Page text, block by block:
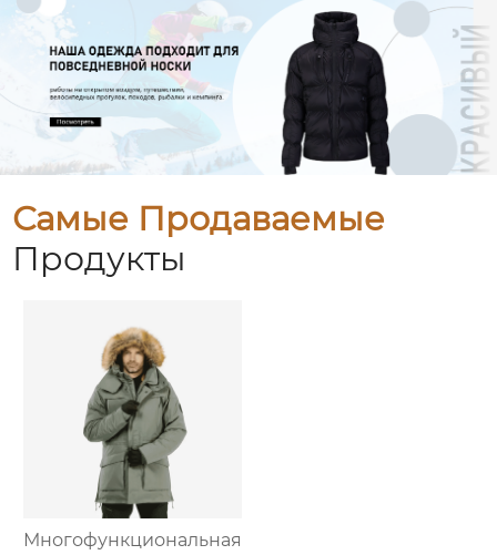
Самые Продаваемые
Продукты
Многофункциональная